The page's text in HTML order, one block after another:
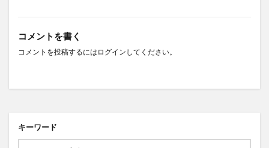
コメントを書く
コメントを投稿するには ログイン してください。
キーワード